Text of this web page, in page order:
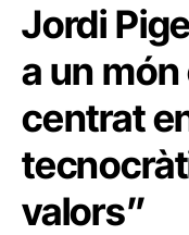
Jordi
a un
centrat
valors”